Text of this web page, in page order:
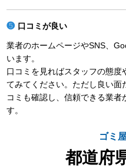
口コミが良い
業者のホームページやSNS、
います。
口コミを見ればスタッフの態度
てみてください。ただし良い面
コミも確認し、信頼できる業
す。
ゴミ
都道府